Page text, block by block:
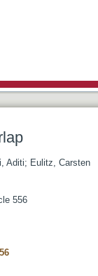
Aditi; Eulitz, Carsten
556